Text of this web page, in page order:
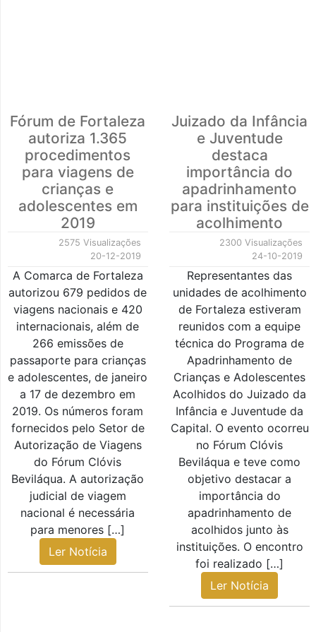
Fórum de Fortaleza
autoriza 1.365
procedimentos
para viagens de
crianças e
adolescentes em
2019
2575 Visualizações
20-12-2019
A Comarca de Fortaleza
autorizou 679 pedidos de
viagens nacionais e 420
internacionais, além de
266 emissões de
passaporte para crianças
e adolescentes, de janeiro
a 17 de dezembro em
2019. Os números foram
fornecidos pelo Setor de
Autorização de Viagens
do Fórum Clóvis
Beviláqua. A autorização
judicial de viagem
nacional é necessária
para menores […]
Ler Notícia
Juizado da Infância
e Juventude
destaca
importância do
apadrinhamento
para instituições de
acolhimento
2300 Visualizações
24-10-2019
Representantes das
unidades de acolhimento
de Fortaleza estiveram
reunidos com a equipe
técnica do Programa de
Apadrinhamento de
Crianças e Adolescentes
Acolhidos do Juizado da
Infância e Juventude da
Capital. O evento ocorreu
no Fórum Clóvis
Beviláqua e teve como
objetivo destacar a
importância do
apadrinhamento de
acolhidos junto às
instituições. O encontro
foi realizado […]
Ler Notícia